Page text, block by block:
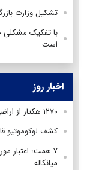
تشکیل وزارت
با تفکیک
است
اخبار روز
۱۲۷۰ هکتار از اراضی ساحلی مکران زیر کشت میگو رفت
کشف لوکوموتیو
۷ همت؛ اعتبار
میانکاله